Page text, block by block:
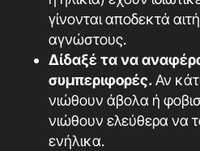
γίνονται αποδεκτά
αγνώστους.
Δίδαξέ τα να
συμπεριφορές.Αν
νιώθουν άβολα ή
νιώθουν ελεύθερα να
ενήλικα.